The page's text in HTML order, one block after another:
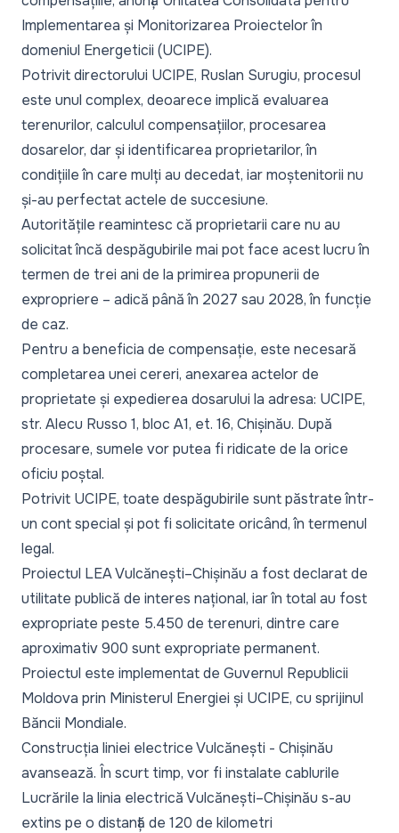
Implementarea și Monitorizarea Proiectelor în
domeniul Energeticii (UCIPE).
Potrivit directorului UCIPE, Ruslan Surugiu, procesul
este unul complex, deoarece implică evaluarea
terenurilor, calculul compensațiilor, procesarea
dosarelor, dar și identificarea proprietarilor, în
condițiile în care mulți au decedat, iar moștenitorii nu
și-au perfectat actele de succesiune.
Autoritățile reamintesc că proprietarii care nu au
solicitat încă despăgubirile mai pot face acest lucru în
termen de trei ani de la primirea propunerii de
expropriere – adică până în 2027 sau 2028, în funcție
de caz.
Pentru a beneficia de compensație, este necesară
completarea unei cereri, anexarea actelor de
proprietate și expedierea dosarului la adresa: UCIPE,
str. Alecu Russo 1, bloc A1, et. 16, Chișinău. După
procesare, sumele vor putea fi ridicate de la orice
oficiu poștal.
Potrivit UCIPE, toate despăgubirile sunt păstrate într-
un cont special și pot fi solicitate oricând, în termenul
legal.
Proiectul LEA Vulcănești–Chișinău a fost declarat de
utilitate publică de interes național, iar în total au fost
expropriate peste 5.450 de terenuri, dintre care
aproximativ 900 sunt expropriate permanent.
Proiectul este implementat de Guvernul Republicii
Moldova prin Ministerul Energiei și UCIPE, cu sprijinul
Băncii Mondiale.
Construcția liniei electrice Vulcănești - Chișinău
avansează. În scurt timp, vor fi instalate cablurile
Lucrările la linia electrică Vulcănești–Chișinău s-au
extins pe o distanță de 120 de kilometri